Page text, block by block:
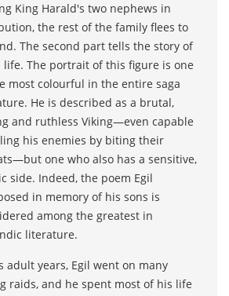
King Harald's two nephews in
the rest of the family flees to
The second part tells the story of
life. The portrait of this figure is one
most colourful in the entire saga
He is described as a brutal,
and ruthless Viking―even capable
his enemies by biting their
one who also has a sensitive,
side. Indeed, the poem Egil
in memory of his sons is
among the greatest in
literature.
adult years, Egil went on many
raids, and he spent most of his life